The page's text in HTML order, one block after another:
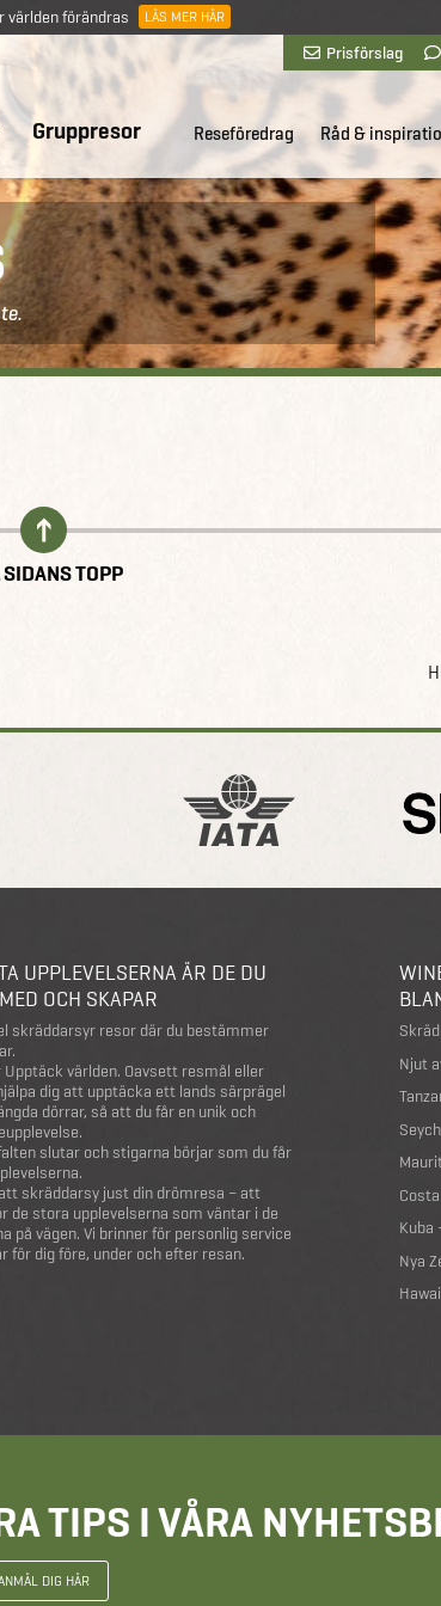
världen förändras LÄS MER HÄR
Prisförslag
Gruppresor Reseföredrag Råd &
TOPP
UPPLEVELSERNA ÄR DE DU
OCH SKAPAR
skräddarsyr resor där du bestämmer
världen. Oavsett resmål eller
dig att upptäcka ett lands särprägel
dörrar, så att du får en unik och
slutar och stigarna börjar som du får
skräddarsy just din drömresa – att
de stora upplevelserna som väntar i de
på vägen. Vi brinner för personlig service
för dig före, under och efter resan.
Njut
Kuba
Nya
TIPS I VÅRA
DIG HÄR